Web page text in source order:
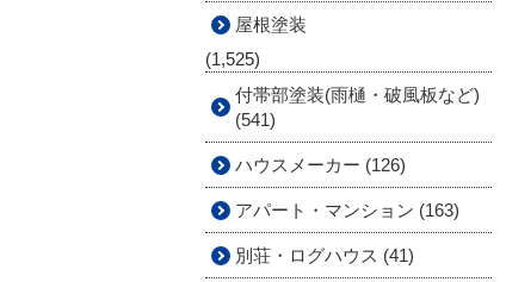
屋根塗装
(1,525)
付帯部塗装(雨樋・破風板など)
(541)
ハウスメーカー (126)
アパート・マンション (163)
別荘・ログハウス (41)